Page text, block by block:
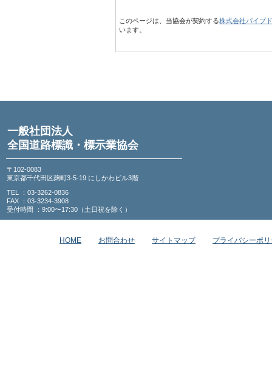
このページは、当協会が契約する株式会社パイプ
います。
一般社団法人
全国道路標識・標示業協会
〒102-0083
東京都千代田区麹町3-5-19 にしかわビル3階
TEL ：03-3262-0836
FAX ：03-3234-3908
受付時間 ：9:00〜17:30（土日祝を除く）
HOME お問合わせ サイトマップ プライバシーポ